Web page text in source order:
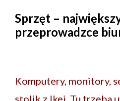
Sprzęt –
przeprowadzce
Komputery, monitory,
stolik z Ikei. Tu trzeba